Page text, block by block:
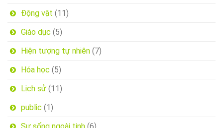
Động vật (11)
Giáo dục (5)
Hiện tượng tự nhiên (7)
Hóa học (5)
Lịch sử (11)
public (1)